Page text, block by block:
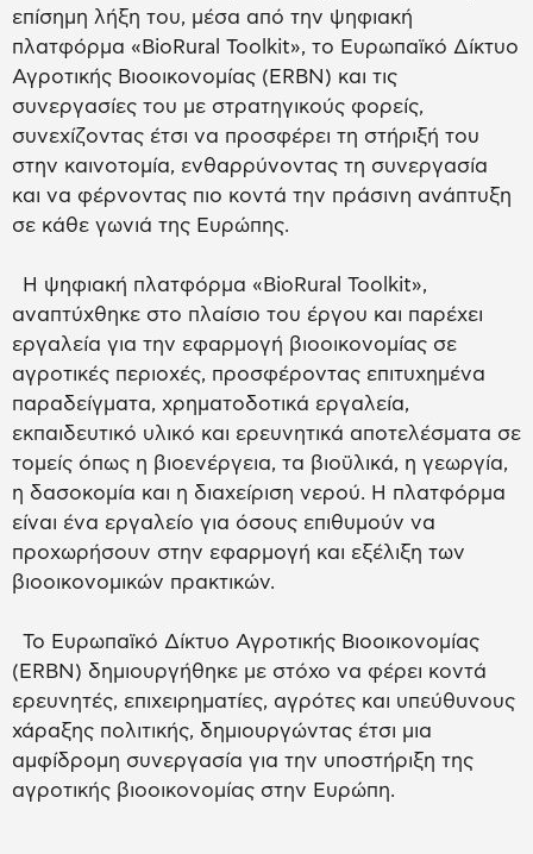
επίσημη λήξη του, μέσα από την ψηφιακή
πλατφόρμα «BioRural Toolkit», το Ευρωπαϊκό Δίκτυο
Αγροτικής Βιοοικονομίας (ERBN) και τις
συνεργασίες του με στρατηγικούς φορείς,
συνεχίζοντας έτσι να προσφέρει τη στήριξή του
στην καινοτομία, ενθαρρύνοντας τη συνεργασία
και να φέρνοντας πιο κοντά την πράσινη ανάπτυξη
σε κάθε γωνιά της Ευρώπης.
Η ψηφιακή πλατφόρμα «BioRural Toolkit»,
αναπτύχθηκε στο πλαίσιο του έργου και παρέχει
εργαλεία για την εφαρμογή βιοοικονομίας σε
αγροτικές περιοχές, προσφέροντας επιτυχημένα
παραδείγματα, χρηματοδοτικά εργαλεία,
εκπαιδευτικό υλικό και ερευνητικά αποτελέσματα σε
τομείς όπως η βιοενέργεια, τα βιοϋλικά, η γεωργία,
η δασοκομία και η διαχείριση νερού. Η πλατφόρμα
είναι ένα εργαλείο για όσους επιθυμούν να
προχωρήσουν στην εφαρμογή και εξέλιξη των
βιοοικονομικών πρακτικών.
Το Ευρωπαϊκό Δίκτυο Αγροτικής Βιοοικονομίας
(ERBN) δημιουργήθηκε με στόχο να φέρει κοντά
ερευνητές, επιχειρηματίες, αγρότες και υπεύθυνους
χάραξης πολιτικής, δημιουργώντας έτσι μια
αμφίδρομη συνεργασία για την υποστήριξη της
αγροτικής βιοοικονομίας στην Ευρώπη.